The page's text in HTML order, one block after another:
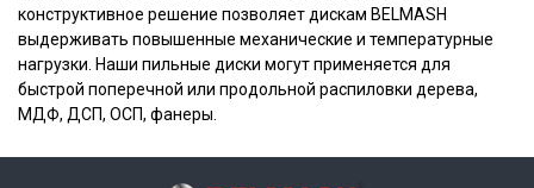
конструктивное решение позволяет дискам BELMASH
выдерживать повышенные механические и температурные
нагрузки. Наши пильные диски могут применяется для
быстрой поперечной или продольной распиловки дерева,
МДФ, ДСП, ОСП, фанеры.